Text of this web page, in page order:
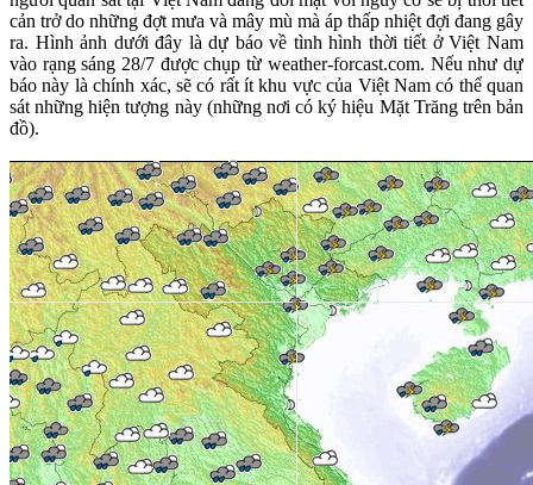
cản trở do những đợt mưa và mây mù mà áp thấp nhiệt đợi đang gây
ra. Hình ảnh dưới đây là dự báo về tình hình thời tiết ở Việt Nam
vào rạng sáng 28/7 được chụp từ weather-forcast.com. Nếu như dự
báo này là chính xác, sẽ có rất ít khu vực của Việt Nam có thể quan
sát những hiện tượng này (những nơi có ký hiệu Mặt Trăng trên bản
đồ).